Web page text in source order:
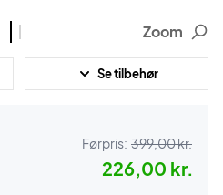
Zoom
Se tilbehør
Førpris: 399,00 kr.
226,00 kr.